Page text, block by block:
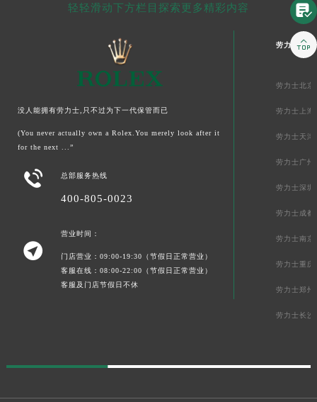
轻轻滑动下方栏目探索更多精彩内容
没人能拥有劳力士,只不过为下一代保管而已
(You never actually own a Rolex.You merely look after it
for the next ...”
 总部服务热线
400-805-0023

营业时间：
门店营业：09:00-19:30（节假日正常营业）
客服在线：08:00-22:00（节假日正常营业）
客服及门店节假日不休
劳力士中国
劳力士北京
劳力士上海
劳力士天津
劳力士广州
劳力士深圳
劳力士成都
劳力士南京
劳力士重庆
劳力士郑州
劳力士长沙

